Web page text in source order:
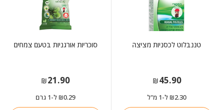
טננבלוט לכסניות מציצה
₪45.90
₪2.30 ל-1 מ"ל
סוכריות אורגניות בטעם צמחים
₪21.90
₪0.29 ל-1 גרם